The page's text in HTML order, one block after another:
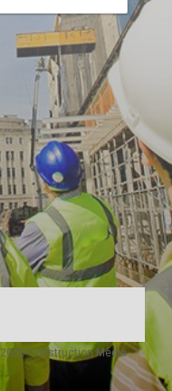
Construction Media